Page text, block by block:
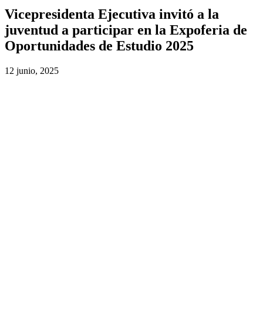
Vicepresidenta Ejecutiva invitó a la
juventud a participar en la Expoferia de
Oportunidades de Estudio 2025
12 junio, 2025